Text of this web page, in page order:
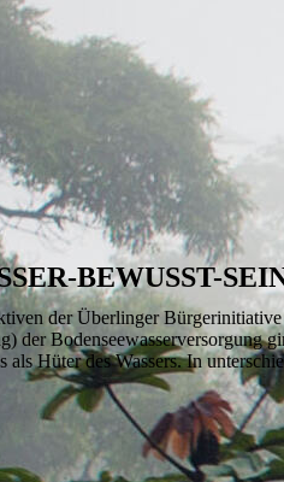
BEWUSST-
der Überlinger Bürgerinitiative
der Bodenseewasserversorgung
als Hüter des Wassers. In